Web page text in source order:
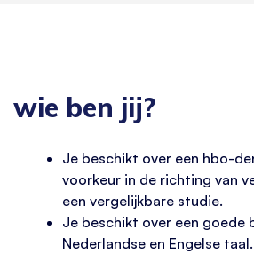
wie ben jij?
Je beschikt over een hbo-
voorkeur in de richting van
een vergelijkbare studie.
Je beschikt over een goede
Nederlandse en Engelse taal.